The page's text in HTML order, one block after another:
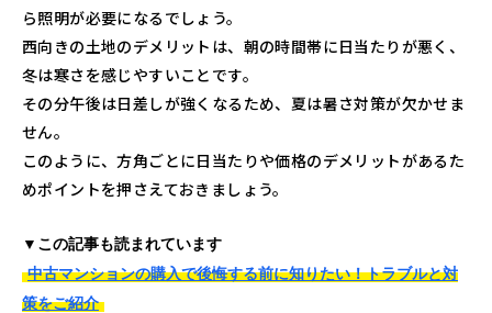
ら照明が必要になるでしょう。
西向きの土地のデメリットは、朝の時間帯に日当たりが悪く、
冬は寒さを感じやすいことです。
その分午後は日差しが強くなるため、夏は暑さ対策が欠かせま
せん。
このように、方角ごとに日当たりや価格のデメリットがあるた
めポイントを押さえておきましょう。
▼この記事も読まれています
中古マンションの購入で後悔する前に知りたい！トラブルと対
策をご紹介